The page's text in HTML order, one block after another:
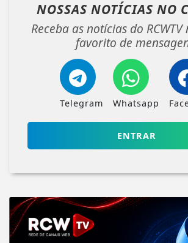
NOSSAS NOTÍCIAS NO
Receba as notícias do
favorito de
Telegram Whatsapp
ENTRAR